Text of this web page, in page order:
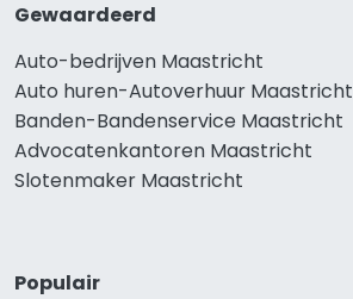
Gewaardeerd
Auto-bedrijven Maastricht
Auto huren-Autoverhuur Maastricht
Banden-Bandenservice Maastricht
Advocatenkantoren Maastricht
Slotenmaker Maastricht
Populair